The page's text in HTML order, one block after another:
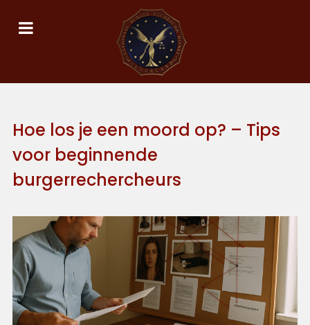
Hoe los je een moord op? – Tips
voor beginnende
burgerrechercheurs